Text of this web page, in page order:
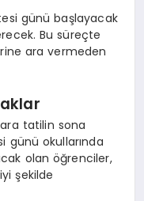
günü başlayacak
Bu süreçte
ara vermeden
tatilin sona
günü okullarında
olan öğrenciler,
şekilde